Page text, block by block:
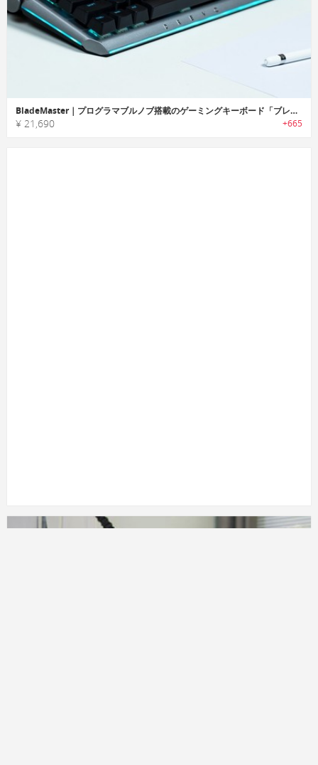
BladeMaster｜プログラマブルノブ搭載のゲーミングキーボード「ブレードマスター」
¥ 21,690 +665